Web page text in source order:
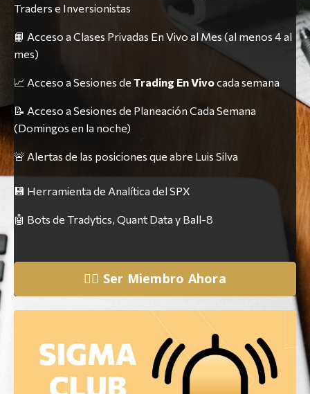
Traders e Inversionistas
📙 Acceso a Clases Privadas En Vivo al Mes (al menos 4 al
mes)
📈 Acceso a Sesiones de Trading En Vivocada semana
📝 Acceso a Sesiones de Planeación Cada Semana
(Domingos en la noche)
🚨 Alertas de las posiciones que abre Luis Silva
💾 Herramienta de Analítica del SPX
🤖 Bots de Tradytics, Quant Data y Ball-8
👉🏼 Ser Miembro Ahora